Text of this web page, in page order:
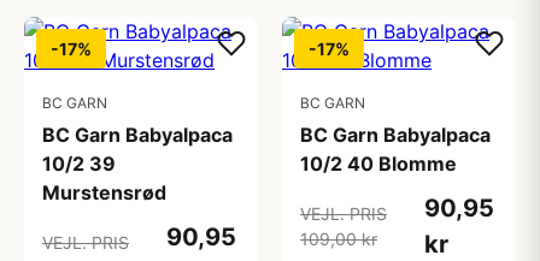
-17%
BC GARN
BC Garn Babyalpaca
10/2 39
Murstensrød
VEJL. PRIS
90,95
-17%
BC GARN
BC Garn Babyalpaca
10/2 40 Blomme
VEJL. PRIS
109,00 kr
90,95
kr